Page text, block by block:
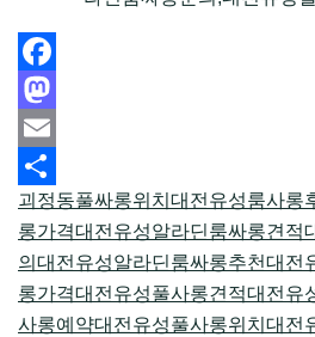
Facebook
Mastodon
Email
Share
괴정동풀싸롱위치 대전유성룸사롱
롱가격대전유성알라딘룸싸롱견적
의 대전유성알라딘룸싸롱추천대전
롱가격대전유성풀사롱견적대전유
사롱예약대전유성풀사롱위치 대전